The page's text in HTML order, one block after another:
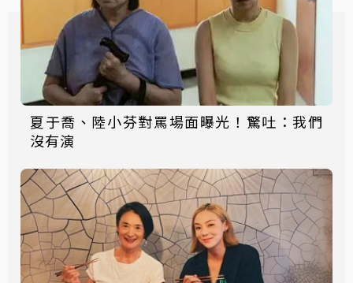
夏于喬、陸小芬對罵場面曝光！驚吐：我們
沒有演